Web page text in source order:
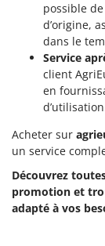
MOSA
MOVA
Mowox
MTD
New
Nilfisk
Ninja
Novatec
possible
d’origine,
dans le
Service
client
en
Acheter sur
un service
Découvrez
promotion et
adapté à vos